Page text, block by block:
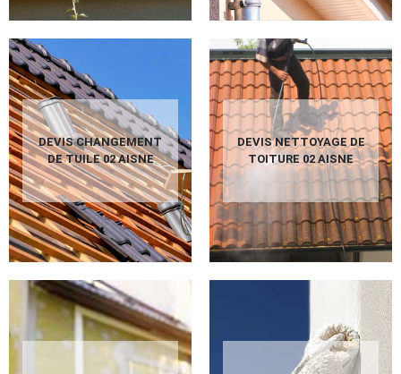
DEVIS CHANGEMENT
DE TUILE 02 AISNE
DEVIS NETTOYAGE DE
TOITURE 02 AISNE